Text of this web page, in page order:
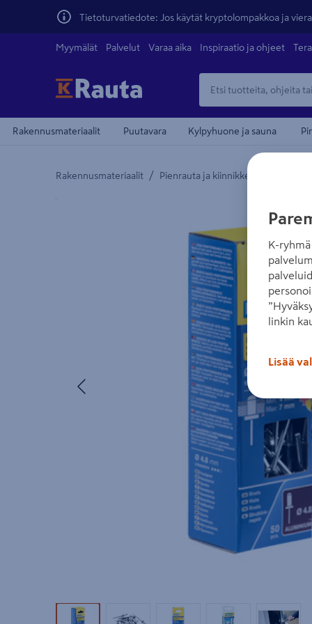
Tietoturvatiedote: Jos käytät kryptolompakkoa ja
Myymälät Palvelut Varaa aika Inspiraatio ja ohjeet
Rakennusmateriaalit Puutavara Kylpyhuone ja sauna
Rakennusmateriaalit / Pienrauta ja kiinnikkeet
Yksityiskohtainen kuvaus löytyy Tuotteen kuvaus -
K-
linkin
Lisää